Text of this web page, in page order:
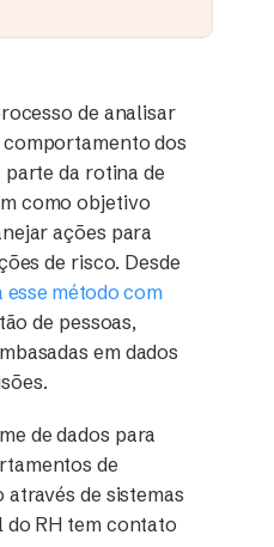
de analisar
dos
da rotina de
como objetivo
ações para
de risco. Desde
esse método com
de pessoas,
em dados
de dados para
de
de sistemas
do RH tem contato